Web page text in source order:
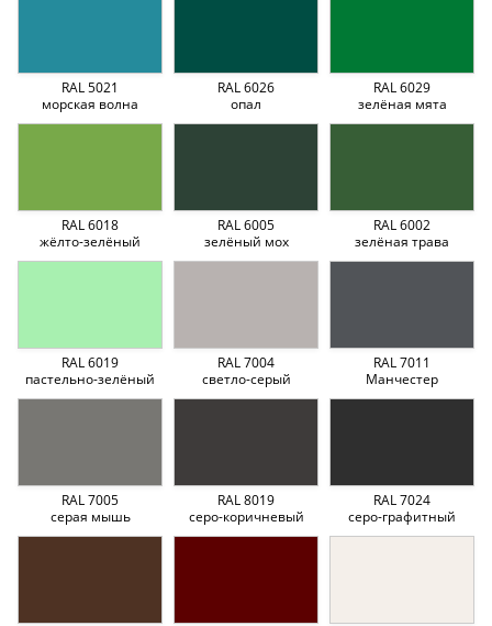
RAL 5021
морская волна
RAL 6026
опал
RAL 6029
зелёная мята
RAL 6018
жёлто-зелёный
RAL 6005
зелёный мох
RAL 6002
зелёная трава
RAL 6019
пастельно-зелёный
RAL 7004
светло-серый
RAL 7011
Манчестер
RAL 7005
серая мышь
RAL 8019
серо-коричневый
RAL 7024
серо-графитный